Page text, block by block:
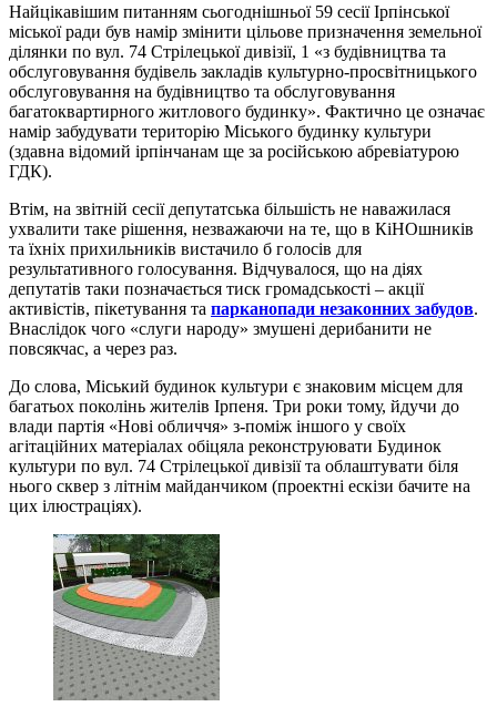
Найцікавішим питанням сьогоднішньої 59 сесії Ірпінської
міської ради був намір змінити цільове призначення земельної
ділянки по вул. 74 Стрілецької дивізії, 1 «з будівництва та
обслуговування будівель закладів культурно-просвітницького
обслуговування на будівництво та обслуговування
багатоквартирного житлового будинку». Фактично це означає
намір забудувати територію Міського будинку культури
(здавна відомий ірпінчанам ще за російською абревіатурою
ГДК).
Втім, на звітній сесії депутатська більшість не наважилася
ухвалити таке рішення, незважаючи на те, що в КіНОшників
та їхніх прихильників вистачило б голосів для
результативного голосування. Відчувалося, що на діях
депутатів таки позначається тиск громадськості – акції
активістів, пікетування та парканопади незаконних забудов.
Внаслідок чого «слуги народу» змушені дерибанити не
повсякчас, а через раз.
До слова, Міський будинок культури є знаковим місцем для
багатьох поколінь жителів Ірпеня. Три роки тому, йдучи до
влади партія «Нові обличчя» з-поміж іншого у своїх
агітаційних матеріалах обіцяла реконструювати Будинок
культури по вул. 74 Стрілецької дивізії та облаштувати біля
нього сквер з літнім майданчиком (проектні ескізи бачите на
цих ілюстраціях).